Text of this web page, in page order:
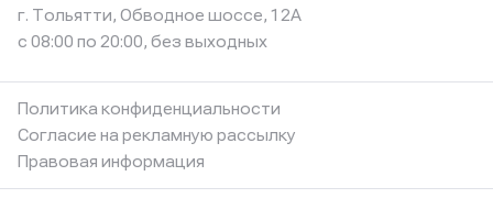
г. Тольятти, Обводное шоссе, 12А
с 08:00 по 20:00, без выходных
Политика конфиденциальности
Согласие на рекламную рассылку
Правовая информация